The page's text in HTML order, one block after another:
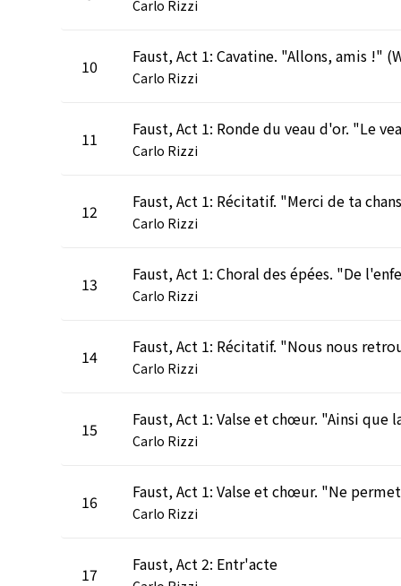
Carlo Rizzi
10
Carlo Rizzi
11
Carlo Rizzi
12
Carlo Rizzi
13
Carlo Rizzi
14
Carlo Rizzi
15
Carlo Rizzi
16
Carlo Rizzi
17 Faust, Act 2: Entr'acte